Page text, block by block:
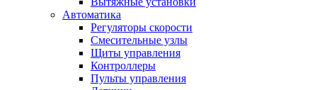
Автоматика
Регуляторы скорости
Смесительные узлы
Щиты управления
Контроллеры
Пульты управления